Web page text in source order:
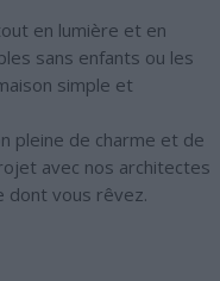
en lumière et en
sans enfants ou les
simple et
pleine de charme et de
avec nos architectes
dont vous rêvez.